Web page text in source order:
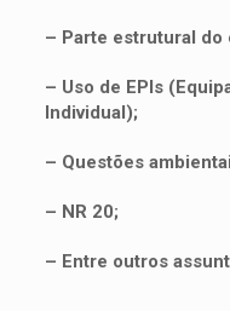
– Parte estrutural do
– Uso de EPIs
Individual);
– Questões
– NR 20;
– Entre outros